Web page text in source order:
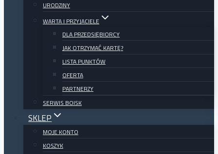
URODZINY
WARTA I PRZYJACIELE
DLA PRZEDSIĘBIORCY
JAK OTRZYMAĆ KARTĘ?
LISTA PUNKTÓW
OFERTA
PARTNERZY
SERWIS BOISK
SKLEP
MOJE KONTO
KOSZYK